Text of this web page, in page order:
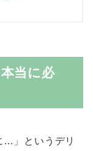
当に必
…」というデリ